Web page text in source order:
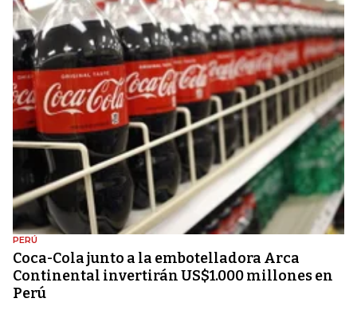
PERÚ
Coca-Cola junto a la embotelladora Arca
Continental invertirán US$1.000 millones en
Perú